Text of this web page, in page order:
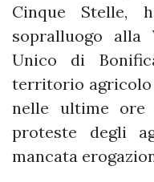
Cinque Stelle,
sopralluogo alla
Unico di
territorio agricolo
nelle ultime ore
proteste degli
mancata